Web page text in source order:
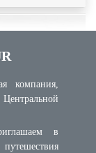
компания,
в